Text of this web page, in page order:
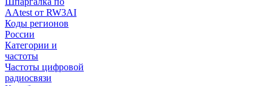
AAtest от RW3AI
Коды регионов
России
Категории и
частоты
Частоты цифровой
радиосвязи